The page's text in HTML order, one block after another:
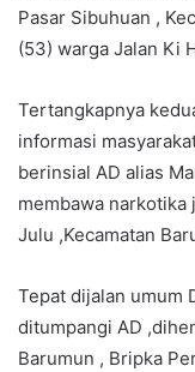
Pasar Sibuhuan ,
(53) warga Jalan Ki
Tertangkapnya
informasi
berinsial AD alias
membawa narkotika
Julu ,Kecamatan
Tepat dijalan umum
ditumpangi AD
Barumun , Bripka